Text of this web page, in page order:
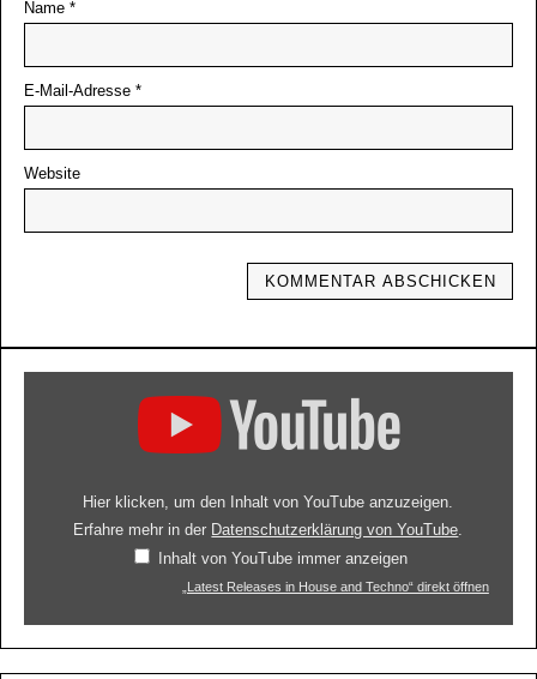
Name *
E-Mail-Adresse *
Website
Hier klicken, um den Inhalt von YouTube anzuzeigen.
Erfahre mehr in der Datenschutzerklärung von YouTube.
Inhalt von YouTube immer anzeigen
„Latest Releases in House and Techno“ direkt öffnen